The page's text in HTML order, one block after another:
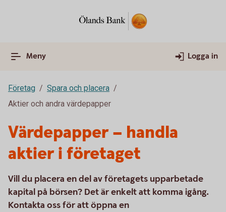
Meny Logga in
Företag
Spara och placera
Aktier och andra värdepapper
Värdepapper – handla
aktier i företaget
Vill du placera en del av företagets upparbetade
kapital på börsen? Det är enkelt att komma igång.
Kontakta oss för att öppna en